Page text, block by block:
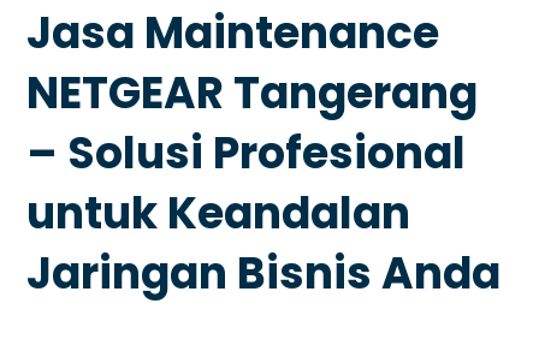
Jasa Maintenance
NETGEAR Tangerang
– Solusi Profesional
untuk Keandalan
Jaringan Bisnis Anda